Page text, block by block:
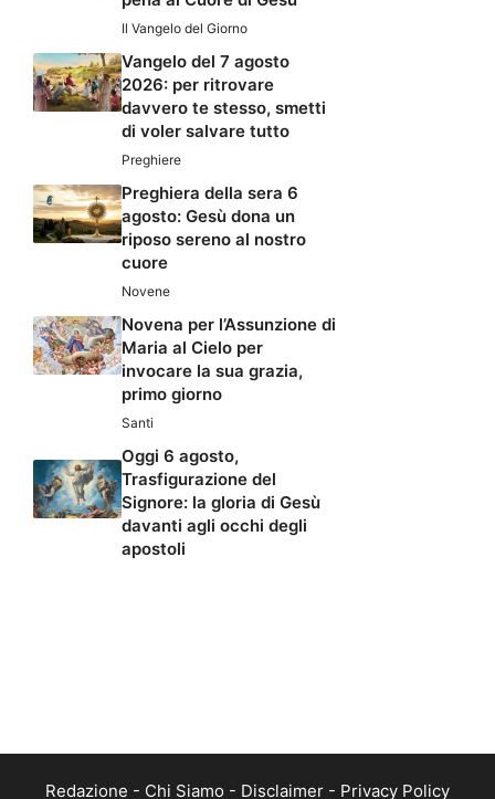
Il Vangelo del Giorno
Vangelo del 7 agosto
2026: per ritrovare
davvero te stesso, smetti
di voler salvare tutto
Preghiere
Preghiera della sera 6
agosto: Gesù dona un
riposo sereno al nostro
cuore
Novene
Novena per l’Assunzione di
Maria al Cielo per
invocare la sua grazia,
primo giorno
Santi
Oggi 6 agosto,
Trasfigurazione del
Signore: la gloria di Gesù
davanti agli occhi degli
apostoli
Redazione - Chi Siamo - Disclaimer - Privacy Policy